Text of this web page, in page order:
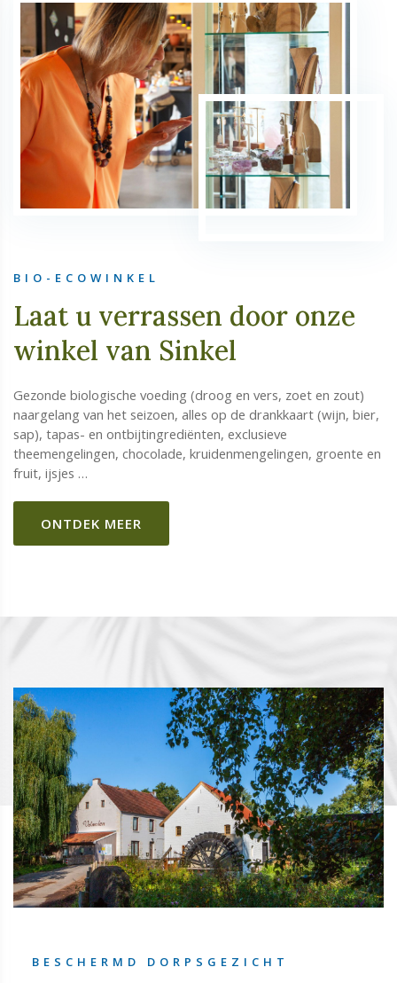
BIO-ECOWINKEL
Laat u verrassen door onze
winkel van Sinkel
Gezonde biologische voeding (droog en vers, zoet en zout)
naargelang van het seizoen, alles op de drankkaart (wijn, bier,
sap), tapas- en ontbijtingrediënten, exclusieve
theemengelingen, chocolade, kruidenmengelingen, groente en
fruit, ijsjes …
ONTDEK MEER
BESCHERMD DORPSGEZICHT